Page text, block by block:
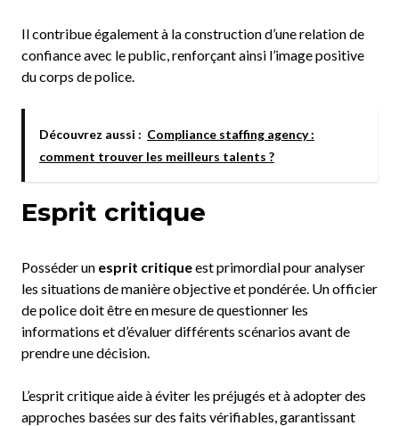
Il contribue également à la construction d’une relation de
confiance avec le public, renforçant ainsi l’image positive
du corps de police.
Découvrez aussi : Compliance staffing agency :
comment trouver les meilleurs talents ?
Esprit critique
Posséder un esprit critiqueest primordial pour analyser
les situations de manière objective et pondérée. Un officier
de police doit être en mesure de questionner les
informations et d’évaluer différents scénarios avant de
prendre une décision.
L’esprit critique aide à éviter les préjugés et à adopter des
approches basées sur des faits vérifiables, garantissant